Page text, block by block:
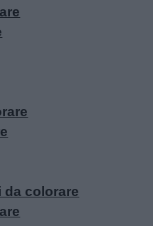
da colorare